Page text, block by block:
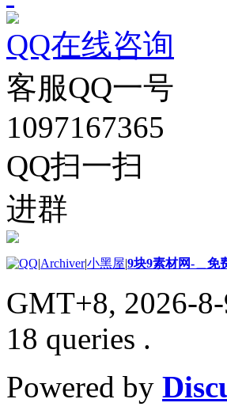
QQ在线咨询
客服QQ一号
1097167365
QQ扫一扫
进群
|Archiver|小黑屋|9块9素材网-＿免
GMT+8, 2026-
18 queries .
Powered by